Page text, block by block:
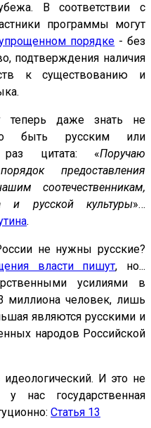
В соответствии с
программы могут
порядке - без
подтверждения наличия
к существованию и
теперь даже знать не
быть русским или
раз цитата: «Поручаю
предоставления
соотечественникам,
и русской культуры»…
.
не нужны русские?
власти пишут, но...
усилиями в
миллиона человек, лишь
являются русскими и
народов Российской
И это не
нас государственная
Статья 13